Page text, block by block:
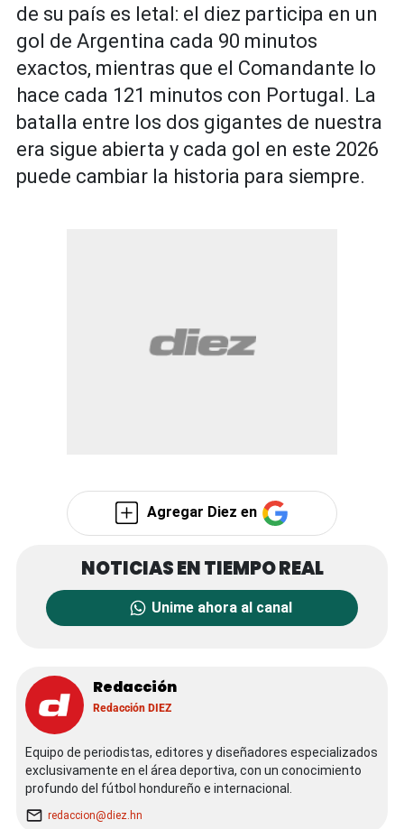
de su país es letal: el diez participa en un
gol de Argentina cada 90 minutos
exactos, mientras que el Comandante lo
hace cada 121 minutos con Portugal. La
batalla entre los dos gigantes de nuestra
era sigue abierta y cada gol en este 2026
puede cambiar la historia para siempre.
Agregar Diez en
Unime ahora al canal
Redacción
Redacción DIEZ
Equipo de periodistas, editores y diseñadores especializados
exclusivamente en el área deportiva, con un conocimiento
profundo del fútbol hondureño e internacional.
redaccion@diez.hn